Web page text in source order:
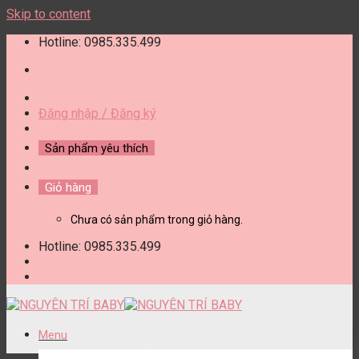
Skip to content
Hotline: 0985.335.499
Đăng nhập / Đăng ký
Sản phẩm yêu thích
Giỏ hàng
Chưa có sản phẩm trong giỏ hàng.
Hotline: 0985.335.499
Menu